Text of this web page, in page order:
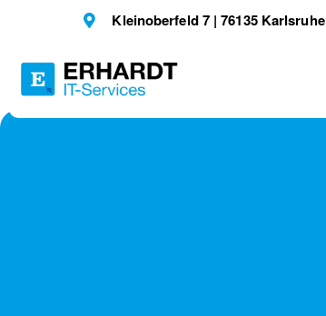
Kleinoberfeld 7 | 76135 Karlsruhe